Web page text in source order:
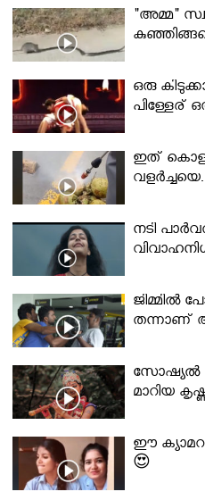
"അമ്മ"
ഒരു
പിള്ളേര്
ഇത്
നടി
ജിമ്മിൽ
തന്നാണ്
സോഷ്യൽ
മാറിയ
ഈ
😍